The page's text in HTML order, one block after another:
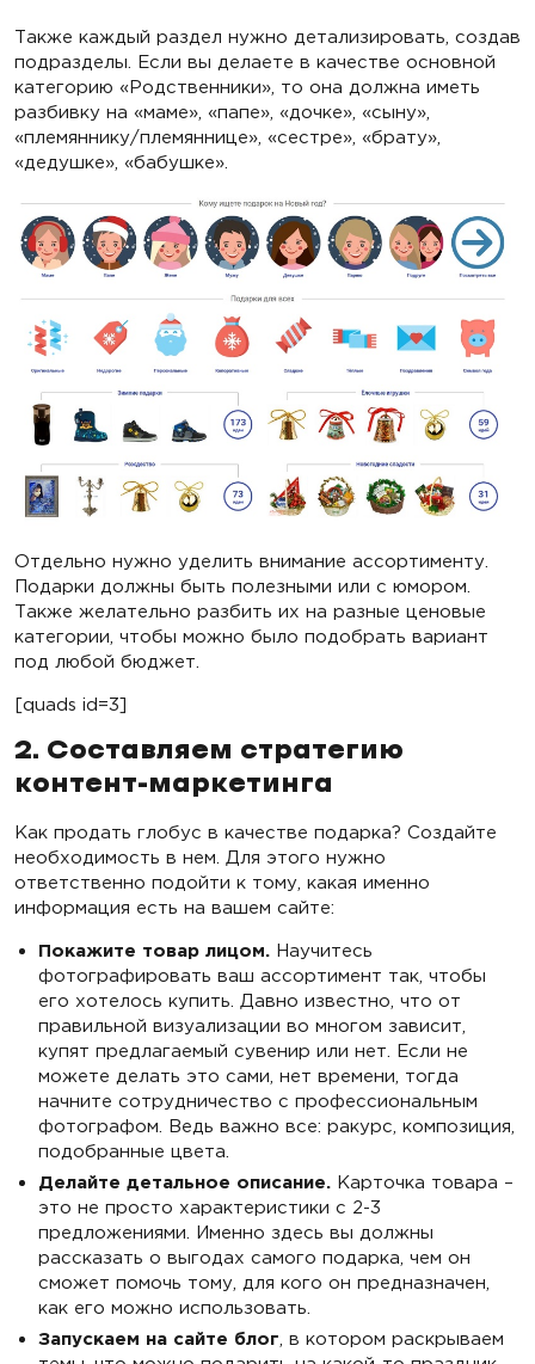
Также каждый раздел нужно детализировать, создав
подразделы. Если вы делаете в качестве основной
категорию «Родственники», то она должна иметь
разбивку на «маме», «папе», «дочке», «сыну»,
«племяннику/племяннице», «сестре», «брату»,
«дедушке», «бабушке».
Отдельно нужно уделить внимание ассортименту.
Подарки должны быть полезными или с юмором.
Также желательно разбить их на разные ценовые
категории, чтобы можно было подобрать вариант
под любой бюджет.
[quads id=3]
2. Составляем стратегию
контент-маркетинга
Как продать глобус в качестве подарка? Создайте
необходимость в нем. Для этого нужно
ответственно подойти к тому, какая именно
информация есть на вашем сайте:
Покажите товар лицом. Научитесь
фотографировать ваш ассортимент так, чтобы
его хотелось купить. Давно известно, что от
правильной визуализации во многом зависит,
купят предлагаемый сувенир или нет. Если не
можете делать это сами, нет времени, тогда
начните сотрудничество с профессиональным
фотографом. Ведь важно все: ракурс, композиция,
подобранные цвета.
Делайте детальное описание. Карточка товара –
это не просто характеристики с 2-3
предложениями. Именно здесь вы должны
рассказать о выгодах самого подарка, чем он
сможет помочь тому, для кого он предназначен,
как его можно использовать.
Запускаем на сайте блог , в котором раскрываем